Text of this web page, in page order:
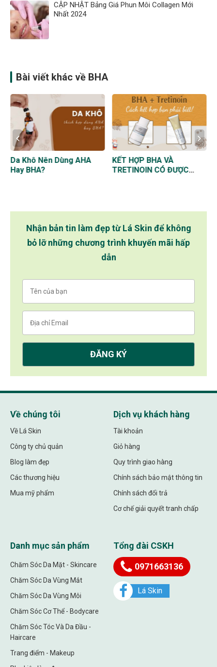
CẬP NHẬT Bảng Giá Phun Môi Collagen Mới
Nhất 2024
Bài viết khác về BHA
Da Khô Nên Dùng AHA
Hay BHA?
KẾT HỢP BHA VÀ
TRETINOIN CÓ ĐƯỢC
Nhận bản tin làm đẹp từ Lá Skin để không
bỏ lỡ những chương trình khuyến mãi hấp
dẫn
Về chúng tôi
Về Lá Skin
Công ty chủ quản
Blog làm đẹp
Các thương hiệu
Mua mỹ phẩm
Dịch vụ khách hàng
Tài khoản
Giỏ hàng
Quy trình giao hàng
Chính sách bảo mật thông tin
Chính sách đổi trả
Cơ chế giải quyết tranh chấp
Danh mục sản phẩm
Chăm Sóc Da Mặt - Skincare
Chăm Sóc Da Vùng Mắt
Chăm Sóc Da Vùng Môi
Chăm Sóc Cơ Thể - Bodycare
Chăm Sóc Tóc Và Da Đầu -
Haircare
Trang điểm - Makeup
Tổng đài CSKH
0971663136
Lá Skin